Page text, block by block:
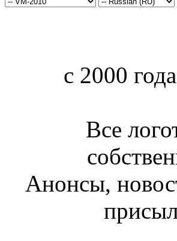
c 2000
Все
Анонсы,